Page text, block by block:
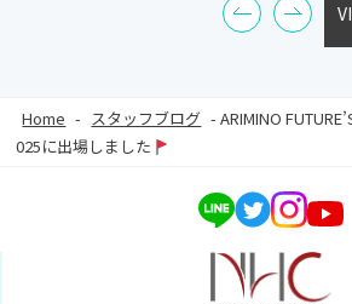
Home - スタッフブログ -ARIMINO
025に出場しました